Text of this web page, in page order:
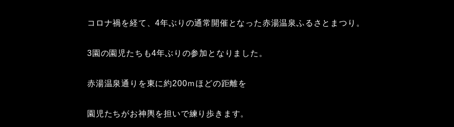
コロナ禍を経て、4年ぶりの通常開催となった赤湯温泉ふるさとまつり。
3園の園児たちも4年ぶりの参加となりました。
赤湯温泉通りを東に約200ｍほどの距離を
園児たちがお神輿を担いで練り歩きます。